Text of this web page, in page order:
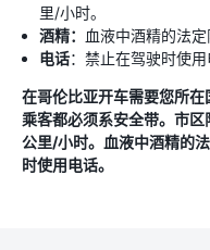
里/小时。
酒精：
血液中酒精的法定
电话：禁止在驾驶时使用
在哥伦比亚开车需要您所
乘客都必须系安全带。市
公里/小时。血液中酒精的
时使用电话。